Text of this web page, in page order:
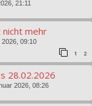
21:11
mehr
2026, 09:10
1 2
28.02.2026
2026, 08:26